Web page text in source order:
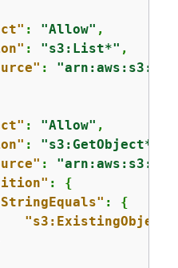
: "Allow" ,
: "s3:List*" ,
:
: "Allow" ,
: "s3:GetObject*"
:
: {
: {